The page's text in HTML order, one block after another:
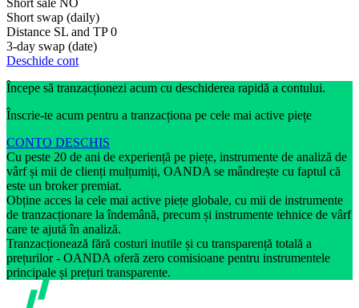
Short swap (daily)
Distance SL and TP 0
3-day swap (date)
Deschide cont
Începe să tranzacționezi acum cu deschiderea rapidă a contului.
Înscrie-te acum pentru a tranzacționa pe cele mai active piețe
CONTO DESCHIS
Cu peste 20 de ani de experiență pe piețe, instrumente de analiză de
vârf și mii de clienți mulțumiți, OANDA se mândrește cu faptul că
este un broker premiat.
Obține acces la cele mai active piețe globale, cu mii de instrumente
de tranzacționare la îndemână, precum și instrumente tehnice de vârf
care te ajută în analiză.
Tranzacționează fără costuri inutile și cu transparență totală a
prețurilor - OANDA oferă zero comisioane pentru instrumentele
principale și prețuri transparente.